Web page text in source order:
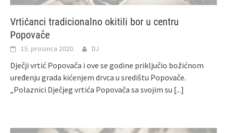
Vrtićanci tradicionalno okitili bor u centru
Popovače
15. prosinca 2020. DJ
Dječji vrtić Popovača i ove se godine priključio božićnom
uređenju grada kićenjem drvca u središtu Popovače.
„Polaznici Dječjeg vrtića Popovača sa svojim su [...]